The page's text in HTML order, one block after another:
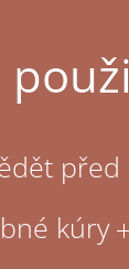
před
kúry